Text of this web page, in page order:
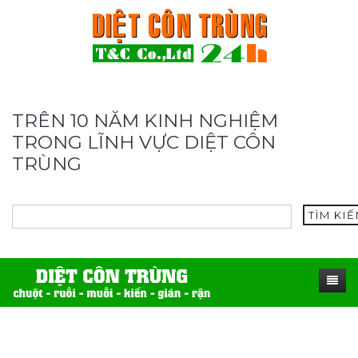
TRÊN 10 NĂM KINH NGHIỆM
TRONG LĨNH VỰC DIỆT CÔN
TRÙNG
TÌM